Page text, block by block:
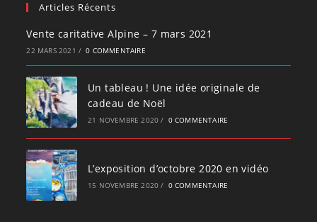
Articles Récents
Vente caritative Alpine – 7 mars 2021
22 MARS 2021 / 0 COMMENTAIRE
Un tableau ! Une idée originale de
cadeau de Noël
21 NOVEMBRE 2020 / 0 COMMENTAIRE
L’exposition d’octobre 2020 en vidéo
15 NOVEMBRE 2020 / 0 COMMENTAIRE